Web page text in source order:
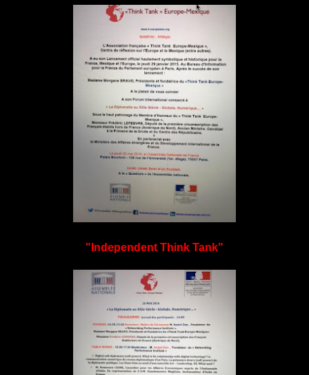
"Independent Think Tank"